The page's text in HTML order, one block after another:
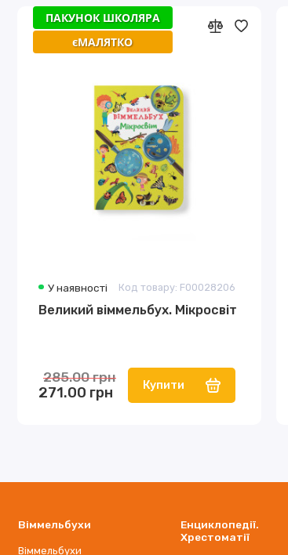
У наявності Код товару: F00028206
Великий віммельбух. Мікросвіт
ПАКУНОК ШКОЛЯРА
єМАЛЯТКО
271.00 грн
285.00 грн Купити
Віммельбухи
Віммельбухи
Енциклопедії.
Хрестоматії